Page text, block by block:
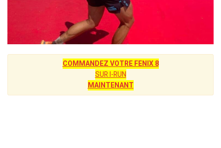
COMMANDEZ VOTRE FENIX 8
SUR I-RUN
MAINTENANT